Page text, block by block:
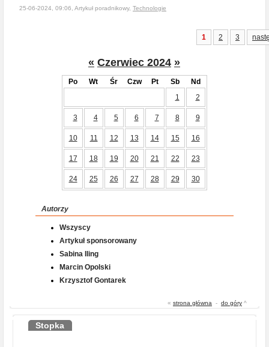
25-06-2024, 09:06, Artykuł poradnikowy, Technologie
1 2 3
« Czerwiec 2024 »
Po Wt Śr Czw Pt Sb
Nd
1
2
3 4 5 6 7 8 9
10 11 12 13 14 15 16
17 18 19 20 21 22 23
24 25 26 27 28 29 30
Autorzy
Wszyscy
Artykuł sponsorowany
Sabina Iling
Marcin Opolski
Krzysztof Gontarek
« strona główna - do góry ^
Stopka